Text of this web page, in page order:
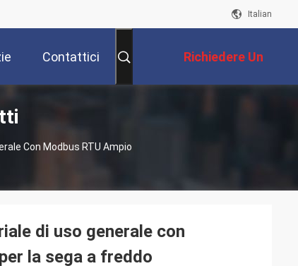
Italian
Contattici Richiedere Un
Preventivo
Con Modbus RTU Ampio
di uso generale con
la sega a freddo